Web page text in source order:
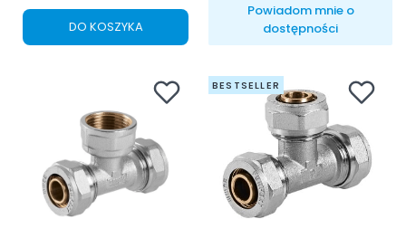
DO KOSZYKA
Powiadom mnie o
dostępności
BESTSELLER